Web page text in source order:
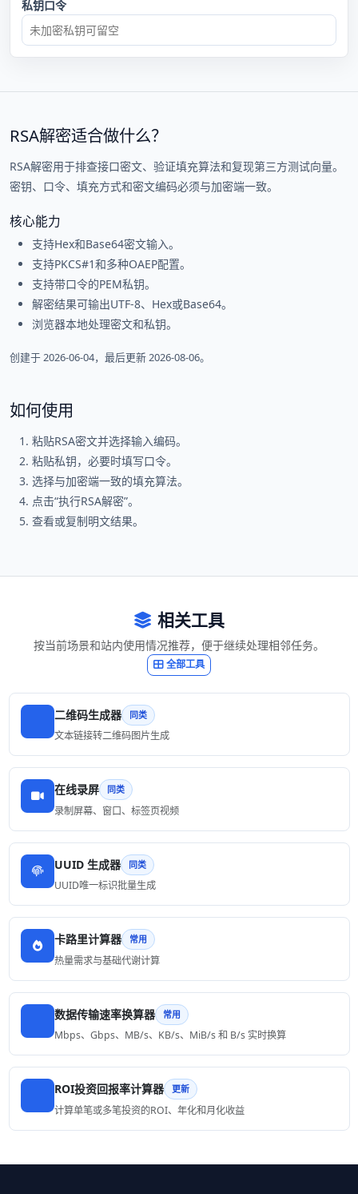
私钥口令
RSA解密适合做什么？
RSA解密用于排查接口密文、验证填充算法和复现第三方测试向量。
密钥、口令、填充方式和密文编码必须与加密端一致。
核心能力
支持Hex和Base64密文输入。
支持PKCS#1和多种OAEP配置。
支持带口令的PEM私钥。
解密结果可输出UTF-8、Hex或Base64。
浏览器本地处理密文和私钥。
创建于 2026-06-04，最后更新 2026-08-06。
如何使用
粘贴RSA密文并选择输入编码。
粘贴私钥，必要时填写口令。
选择与加密端一致的填充算法。
点击“执行RSA解密”。
查看或复制明文结果。
相关工具
按当前场景和站内使用情况推荐，便于继续处理相邻任务。
全部工具
二维码生成器 同类
文本链接转二维码图片生成
在线录屏 同类
录制屏幕、窗口、标签页视频
UUID 生成器 同类
UUID唯一标识批量生成
卡路里计算器 常用
热量需求与基础代谢计算
数据传输速率换算器 常用
Mbps、Gbps、MB/s、KB/s、MiB/s 和 B/s 实时换算
ROI投资回报率计算器 更新
计算单笔或多笔投资的ROI、年化和月化收益